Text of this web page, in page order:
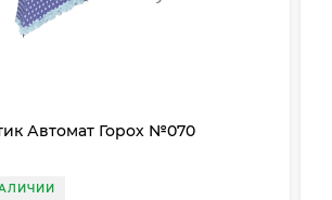
Автомат Горох №070